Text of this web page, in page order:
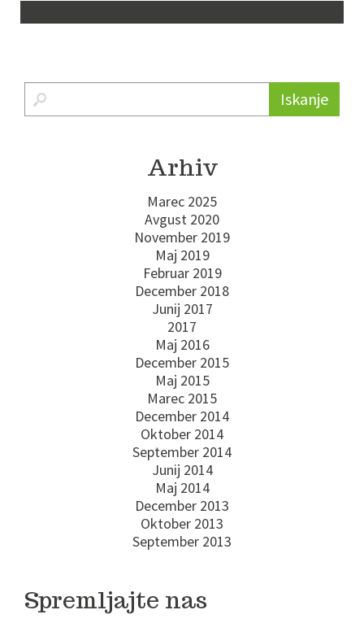
Iskanje
Arhiv
Marec 2025
Avgust 2020
November 2019
Maj 2019
Februar 2019
December 2018
Junij 2017
2017
Maj 2016
December 2015
Maj 2015
Marec 2015
December 2014
Oktober 2014
September 2014
Junij 2014
Maj 2014
December 2013
Oktober 2013
September 2013
Spremljajte nas